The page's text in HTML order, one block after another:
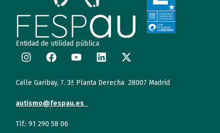
Entidad de utilidad pública
Calle Garibay, 7. 3ª Planta Derecha 28007 Madrid
autismo@fespau.es
Tlf.: 91 290 58 06